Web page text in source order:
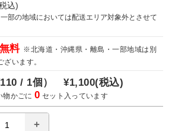
込)
部の地域においては配送エリア対象外とさせて
料 ※北海道・沖縄県・離島・一部地域は別
います。
/ 1個）¥1,100(税込)
物かごに0 セット入っています